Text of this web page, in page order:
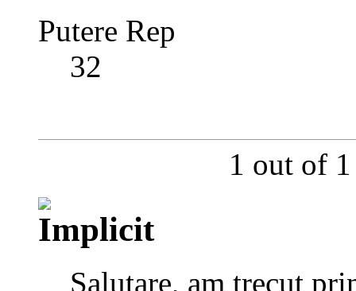
Putere Rep
32
1 out of
Salutare, am trecut